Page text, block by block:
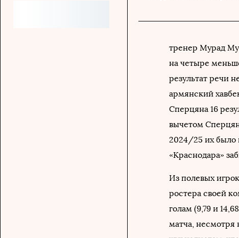
тренер Мурад
на четыре
результат речи
армянский
Сперцяна 16
вычетом
2024/25 их было
«Краснодара»
Из полевых
ростера своей
голам (9,79 и
матча, несмотря